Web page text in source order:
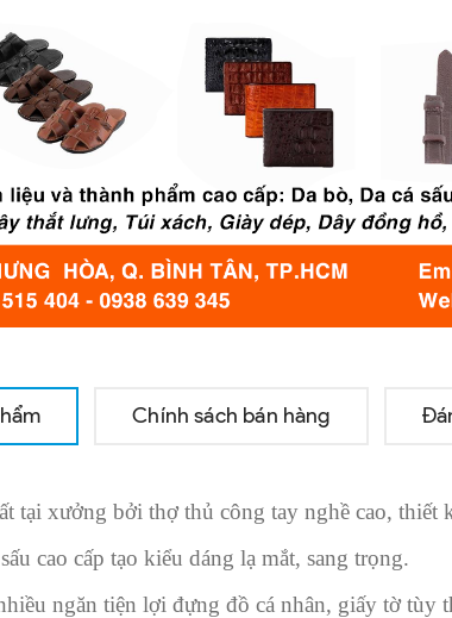
Chính sách bán hàng
tại xưởng bởi thợ thủ công tay nghề cao, thiết
cao cấp tạo kiểu dáng lạ mắt, sang trọng.
ngăn tiện lợi đựng đồ cá nhân, giấy tờ tùy